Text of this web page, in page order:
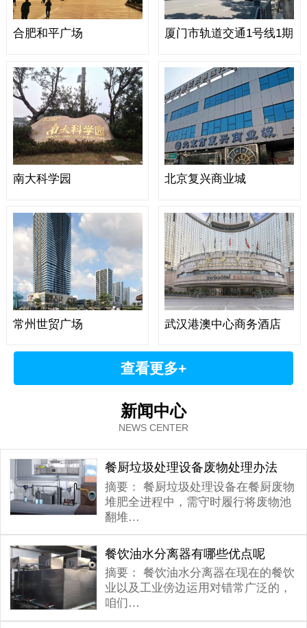
合肥和平广场 厦门市轨道交通1号线1期
南大科学园 北京复兴商业城
常州世贸广场 武汉港澳中心商务酒店
查看更多+
新闻中心
NEWS CENTER
餐厨垃圾处理设备废物处理办法
摘要：
餐厨垃圾处理设备在餐厨废物
堆肥全进程中，需守时履行将废物池
翻堆…
餐饮油水分离器有哪些优点呢
摘要：
餐饮油水分离器在现在的餐饮
业以及工业傍边运用对错常广泛的，
咱们…